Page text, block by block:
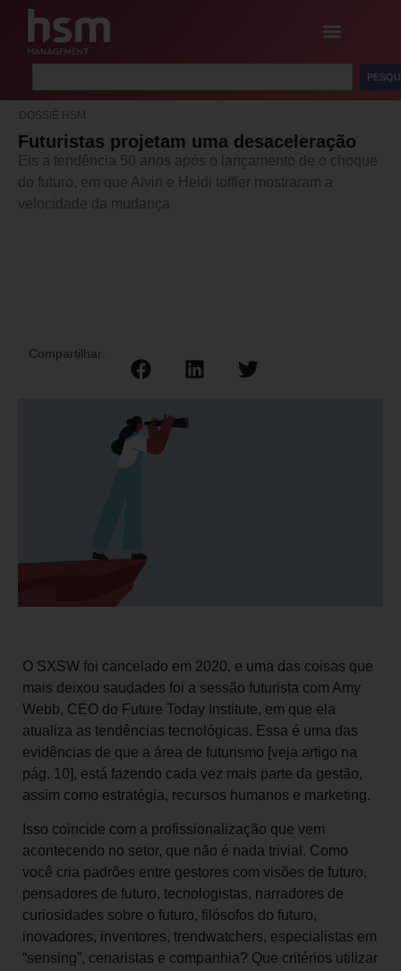
DOSSIÊ HSM
Futuristas projetam uma desaceleração
Eis a tendência 50 anos após o lançamento de o choque
do futuro, em que Alvin e Heidi toffler mostraram a
velocidade da mudança
Compartilhar:
O SXSW foi cancelado em 2020, e uma das coisas que
mais deixou saudades foi a sessão futurista com Amy
Webb, CEO do Future Today Institute, em que ela
atualiza as tendências tecnológicas. Essa é uma das
evidências de que a área de futurismo [veja artigo na
pág. 10], está fazendo cada vez mais parte da gestão,
assim como estratégia, recursos humanos e marketing.
Isso coincide com a profissionalização que vem
acontecendo no setor, que não é nada trivial. Como
você cria padrões entre gestores com visões de futuro,
pensadores de futuro, tecnologistas, narradores de
curiosidades sobre o futuro, filósofos do futuro,
inovadores, inventores, trendwatchers, especialistas em
“sensing”, cenaristas e companhia? Que critérios utilizar